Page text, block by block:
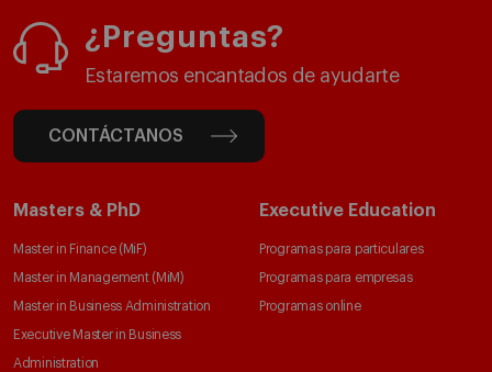
¿Preguntas?
Estaremos encantados de ayudarte
CONTÁCTANOS
Masters & PhD
Master in Finance (MiF)
Master in Management (MiM)
Master in Business Administration
Executive Master in Business
Administration
Executive Education
Programas para particulares
Programas para empresas
Programas online